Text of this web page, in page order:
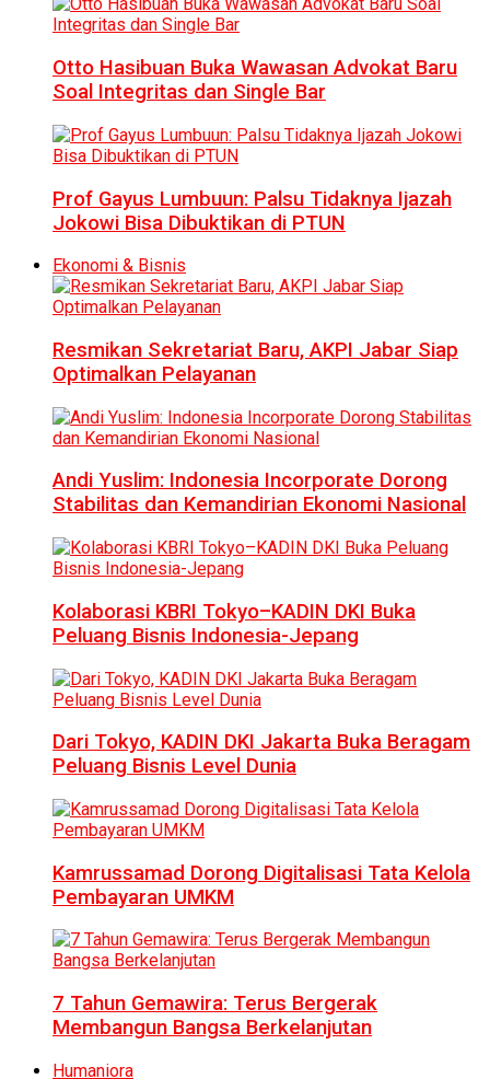
Otto Hasibuan Buka Wawasan Advokat Baru
Soal Integritas dan Single Bar
Prof Gayus Lumbuun: Palsu Tidaknya Ijazah
Jokowi Bisa Dibuktikan di PTUN
Ekonomi & Bisnis
Resmikan Sekretariat Baru, AKPI Jabar Siap
Optimalkan Pelayanan
Andi Yuslim: Indonesia Incorporate Dorong
Stabilitas dan Kemandirian Ekonomi Nasional
Kolaborasi KBRI Tokyo–KADIN DKI Buka
Peluang Bisnis Indonesia-Jepang
Dari Tokyo, KADIN DKI Jakarta Buka Beragam
Peluang Bisnis Level Dunia
Kamrussamad Dorong Digitalisasi Tata Kelola
Pembayaran UMKM
7 Tahun Gemawira: Terus Bergerak
Membangun Bangsa Berkelanjutan
Humaniora